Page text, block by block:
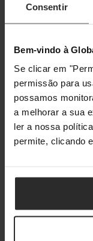
Consentir
Bem-vindo à
Se clicar em
permissão para
possamos
a melhorar a sua
ler a nossa
permite, clicando
Compatibilidade
Classificações